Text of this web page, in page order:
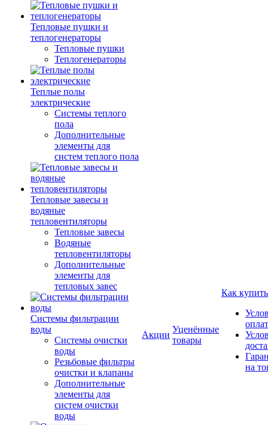
Тепловые пушки и
теплогенераторы
Тепловые пушки
Теплогенераторы
Теплые полы
электрические
Системы теплого
пола
Дополнительные
элементы для
систем теплого пола
Тепловые завесы и
водяные
тепловентиляторы
Тепловые завесы
Водяные
тепловентиляторы
Дополнительные
элементы для
тепловых завес
Системы фильтрации
воды
Системы очистки
воды
Резьбовые фильтры
очистки и клапаны
Дополнительные
элементы для
систем очистки
воды
Акции
Уценённые
товары
Как купить
на